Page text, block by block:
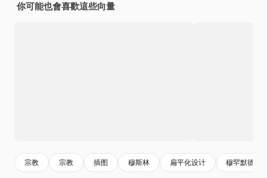
你可能也會喜歡這些向量
宗教 宗教 插图 穆斯林 扁平化设计 穆罕默德